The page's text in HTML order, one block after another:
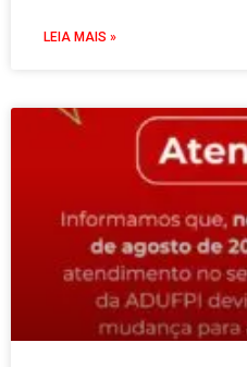
LEIA MAIS »